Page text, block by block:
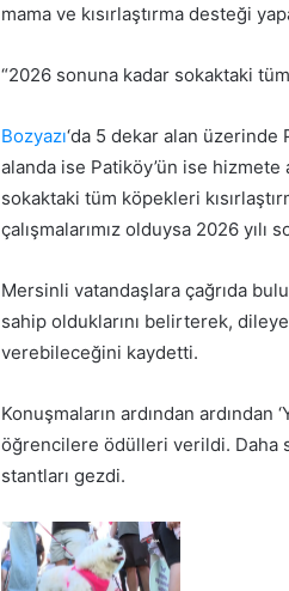
mama ve kısırlaştırma desteği
“2026 sonuna kadar sokaktaki
Bozyazı‘da 5 dekar alan üzerinde
alanda ise Patiköy’ün ise hizmete
sokaktaki tüm köpekleri
çalışmalarımız olduysa 2026
Mersinli vatandaşlara çağrıda
sahip olduklarını belirterek,
verebileceğini kaydetti.
Konuşmaların ardından ardından
öğrencilere ödülleri verildi. Daha
stantları gezdi.